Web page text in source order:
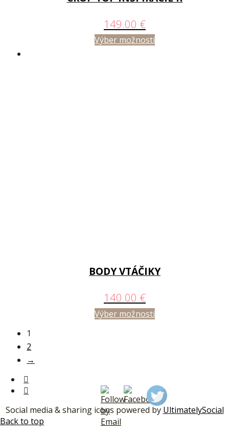
149.00 €
Výber možností
BODY VTÁČIKY
140.00 €
Výber možností
1
2
→
Social media & sharing icons powered by UltimatelySocial
Back to top